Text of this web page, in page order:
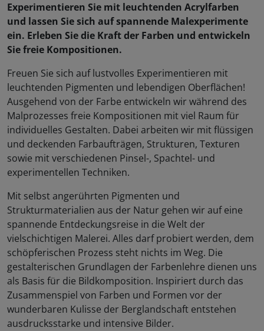
Experimentieren Sie mit leuchtenden Acrylfarben
und lassen Sie sich auf spannende Malexperimente
ein. Erleben Sie die Kraft der Farben und entwickeln
Sie freie Kompositionen.
Freuen Sie sich auf lustvolles Experimentieren mit
leuchtenden Pigmenten und lebendigen Oberflächen!
Ausgehend von der Farbe entwickeln wir während des
Malprozesses freie Kompositionen mit viel Raum für
individuelles Gestalten. Dabei arbeiten wir mit flüssigen
und deckenden Farbaufträgen, Strukturen, Texturen
sowie mit verschiedenen Pinsel-, Spachtel- und
experimentellen Techniken.
Mit selbst angerührten Pigmenten und
Strukturmaterialien aus der Natur gehen wir auf eine
spannende Entdeckungsreise in die Welt der
vielschichtigen Malerei. Alles darf probiert werden, dem
schöpferischen Prozess steht nichts im Weg. Die
gestalterischen Grundlagen der Farbenlehre dienen uns
als Basis für die Bildkomposition. Inspiriert durch das
Zusammenspiel von Farben und Formen vor der
wunderbaren Kulisse der Berglandschaft entstehen
ausdrucksstarke und intensive Bilder.